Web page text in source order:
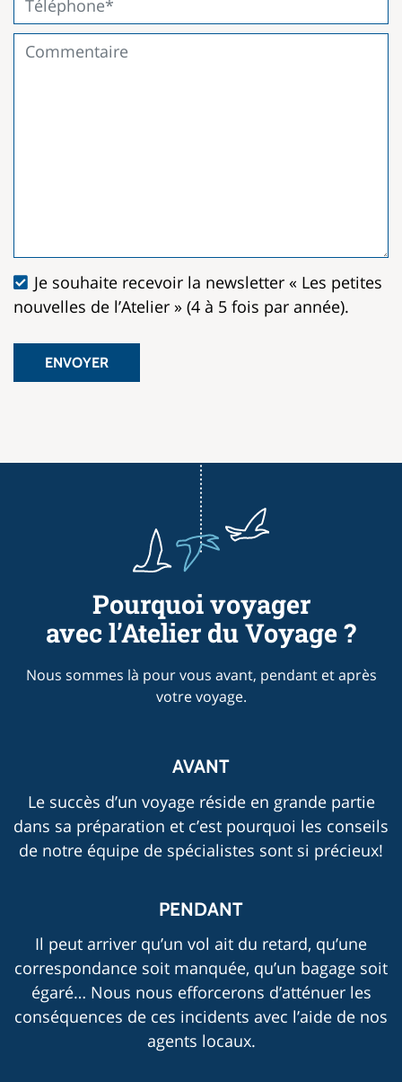
Je souhaite recevoir la newsletter « Les petites
nouvelles de l’Atelier » (4 à 5 fois par année).
ENVOYER
Pourquoi voyager
avec l’Atelier du Voyage ?
Nous sommes là pour vous avant, pendant et après
votre voyage.
AVANT
Le succès d’un voyage réside en grande partie
dans sa préparation et c’est pourquoi les conseils
de notre équipe de spécialistes sont si précieux!
PENDANT
Il peut arriver qu’un vol ait du retard, qu’une
correspondance soit manquée, qu’un bagage soit
égaré… Nous nous efforcerons d’atténuer les
conséquences de ces incidents avec l’aide de nos
agents locaux.